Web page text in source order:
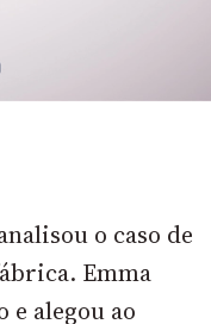
o caso de
Emma
e alegou ao